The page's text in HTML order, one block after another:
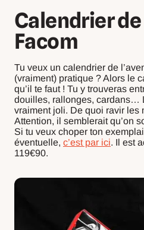
Calendrier de
Facom
Tu veux un calendrier de
(vraiment) pratique ? Alors le
qu’il te faut ! Tu y trouveras
douilles, rallonges, cardans…
vraiment joli. De quoi ravir les
Attention, il semblerait qu’on
Si tu veux choper ton
éventuelle, c’est par ici. Il est
119€90.